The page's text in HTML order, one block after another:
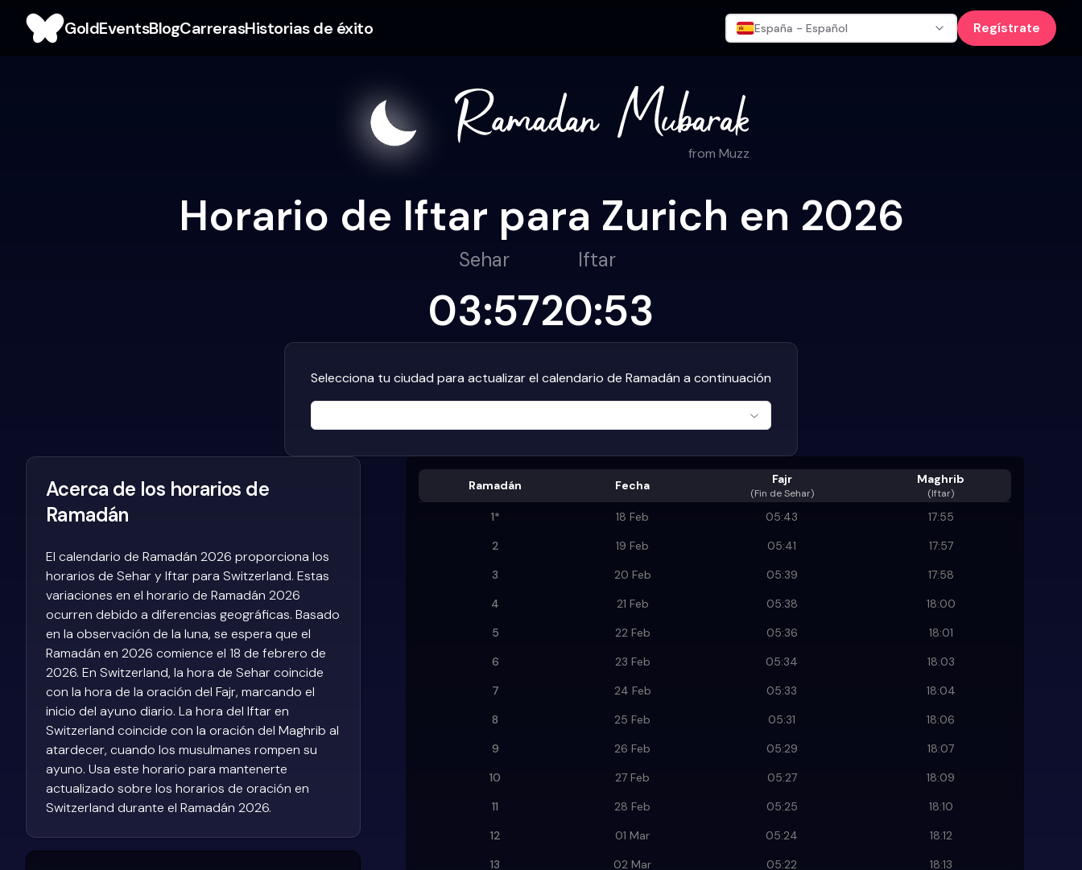
GoldEventsBlogCarrerasHistorias de éxito España - Español Regístrate
from Muzz
Horario de Iftar para Zurich en 2026
Sehar
03:57
Iftar
20:53
Selecciona tu ciudad para actualizar el calendario de Ramadán a continuación
Ramadán Fecha Fajr
(Fin de Sehar)
Maghrib
(Iftar)
1* 18 Feb 05:43
17:55
2
19 Feb 05:41
17:57
3
20 Feb 05:39
17:58
4
21 Feb 05:38
18:00
5
22 Feb 05:36
18:01
6
23 Feb 05:34
18:03
7
24 Feb 05:33
18:04
8
25 Feb 05:31
18:06
9
26 Feb 05:29
18:07
10
27 Feb 05:27
18:09
11
28 Feb 05:25
18:10
12
01 Mar 05:24
18:12
13
02 Mar 05:22
18:13
Acerca de los horarios de
Ramadán
El calendario de Ramadán 2026 proporciona los
horarios de Sehar y Iftar para Switzerland. Estas
variaciones en el horario de Ramadán 2026
ocurren debido a diferencias geográficas. Basado
en la observación de la luna, se espera que el
Ramadán en 2026 comience el 18 de febrero de
2026. En Switzerland, la hora de Sehar coincide
con la hora de la oración del Fajr, marcando el
inicio del ayuno diario. La hora del Iftar en
Switzerland coincide con la oración del Maghrib al
atardecer, cuando los musulmanes rompen su
ayuno. Usa este horario para mantenerte
actualizado sobre los horarios de oración en
Switzerland durante el Ramadán 2026.